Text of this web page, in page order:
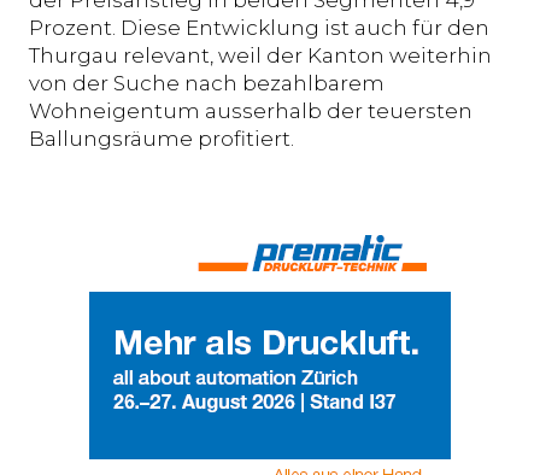
Prozent. Diese Entwicklung ist auch für den
Thurgau relevant, weil der Kanton weiterhin
von der Suche nach bezahlbarem
Wohneigentum ausserhalb der teuersten
Ballungsräume profitiert.